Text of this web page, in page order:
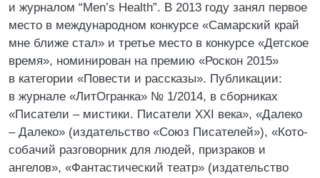
и журналом “Men’s Health”. В 2013 году занял первое
место в международном конкурсе «Самарский край
мне ближе стал» и третье место в конкурсе «Детское
время», номинирован на премию «Роскон 2015»
в категории «Повести и рассказы». Публикации:
в журнале «ЛитОгранка» № 1/2014, в сборниках
«Писатели – мистики. Писатели XXI века», «Далеко
– Далеко» (издательство «Союз Писателей»), «Кото-
собачий разговорник для людей, призраков и
ангелов», «Фантастический театр» (издательство